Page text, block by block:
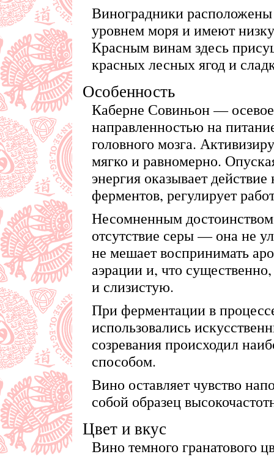
Виноградники
уровнем моря и имеют
Красным винам здесь
красных лесных ягод и
Особенность
Каберне Совиньон —
направленностью на
головного мозга.
мягко и равномерно.
энергия оказывает
ферментов, регулирует
Несомненным достоинством
отсутствие серы — она не
не мешает воспринимать
аэрации и, что
и слизистую.
При ферментации в
использовались
созревания происходил
способом.
Вино оставляет чувство
собой образец
Цвет и вкус
Вино темного гранатового